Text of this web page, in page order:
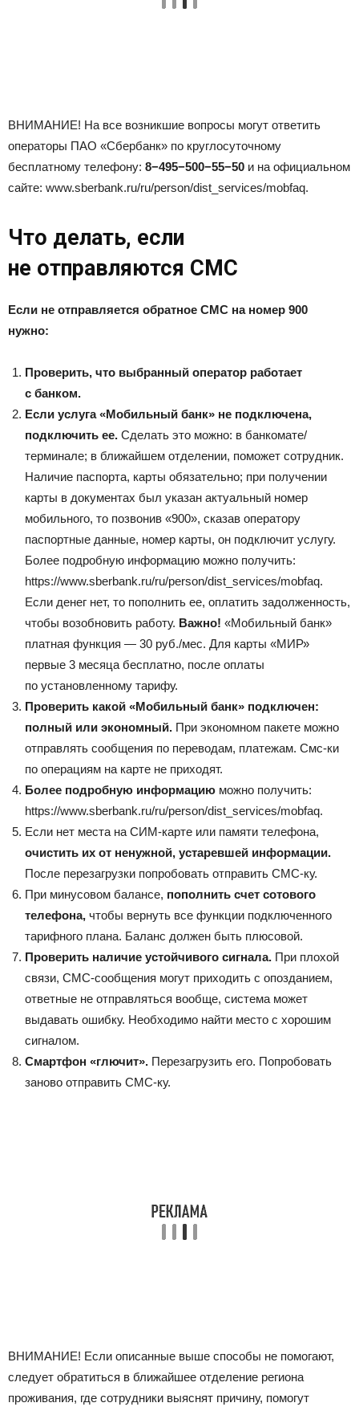
ВНИМАНИЕ! На все возникшие вопросы могут ответить
операторы ПАО «Сбербанк» по круглосуточному
бесплатному телефону: 8−495−500−55−50 и на официальном
сайте: www.sberbank.ru/ru/person/dist_services/mobfaq.
Что делать, если
не отправляются СМС
Если не отправляется обратное СМС на номер 900
нужно:
Проверить, что выбранный оператор работает
с банком.
Если услуга «Мобильный банк» не подключена,
подключить ее. Сделать это можно: в банкомате/
терминале; в ближайшем отделении, поможет сотрудник.
Наличие паспорта, карты обязательно; при получении
карты в документах был указан актуальный номер
мобильного, то позвонив «900», сказав оператору
паспортные данные, номер карты, он подключит услугу.
Более подробную информацию можно получить:
https://www.sberbank.ru/ru/person/dist_services/mobfaq.
Если денег нет, то пополнить ее, оплатить задолженность,
чтобы возобновить работу. Важно! «Мобильный банк»
платная функция — 30 руб./мес. Для карты «МИР»
первые 3 месяца бесплатно, после оплаты
по установленному тарифу.
Проверить какой «Мобильный банк» подключен:
полный или экономный. При экономном пакете можно
отправлять сообщения по переводам, платежам. Смс-ки
по операциям на карте не приходят.
Более подробную информацию можно получить:
https://www.sberbank.ru/ru/person/dist_services/mobfaq.
Если нет места на СИМ-карте или памяти телефона,
очистить их от ненужной, устаревшей информации.
После перезагрузки попробовать отправить СМС-ку.
При минусовом балансе, пополнить счет сотового
телефона, чтобы вернуть все функции подключенного
тарифного плана. Баланс должен быть плюсовой.
Проверить наличие устойчивого сигнала. При плохой
связи, СМС-сообщения могут приходить с опозданием,
ответные не отправляться вообще, система может
выдавать ошибку. Необходимо найти место с хорошим
сигналом.
Смартфон «глючит». Перезагрузить его. Попробовать
заново отправить СМС-ку.
ВНИМАНИЕ! Если описанные выше способы не помогают,
следует обратиться в ближайшее отделение региона
проживания, где сотрудники выяснят причину, помогут